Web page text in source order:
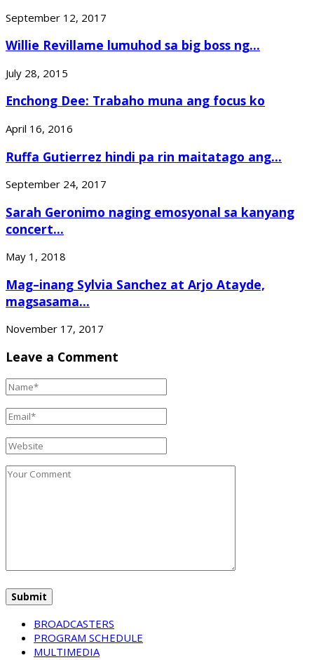
September 12, 2017
Willie Revillame lumuhod sa big boss ng...
July 28, 2015
Enchong Dee: Trabaho muna ang focus ko
April 16, 2016
Ruffa Gutierrez hindi pa rin maitatago ang...
September 24, 2017
Sarah Geronimo naging emosyonal sa kanyang
concert...
May 1, 2018
Mag–inang Sylvia Sanchez at Arjo Atayde,
magsasama...
November 17, 2017
Leave a Comment
BROADCASTERS
PROGRAM SCHEDULE
MULTIMEDIA